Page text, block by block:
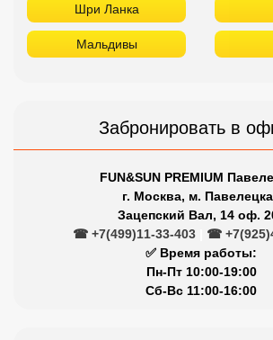
Шри Ланка
Мальдивы
Забронировать в
FUN&SUN PREMIUM
г. Москва, м.
Зацепский Вал, 14 оф.
☎ +7(499)11-33-403
☎
✅ Время работы:
Пн-Пт 10:00-19:00
Сб-Вс 11:00-16:00